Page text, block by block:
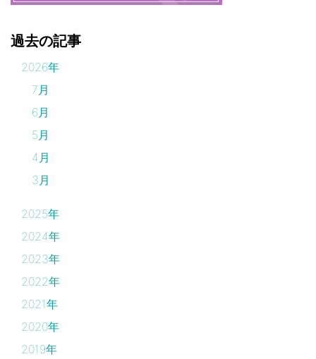
過去の記事
2026年
7月
6月
5月
4月
3月
2025年
2024年
2023年
2022年
2021年
2020年
2019年